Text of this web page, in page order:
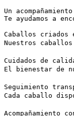
Un
Te ayudamos a
Caballos
Nuestros
Cuidados de
El bienestar de
Seguimiento
Cada caballo